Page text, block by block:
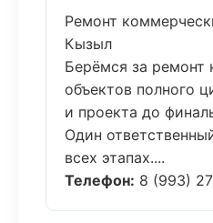
Ремонт
Кызыл
Берёмся за ремонт
объектов полного
и проекта до
Один
всех этапах....
Телефон: 8 (993)